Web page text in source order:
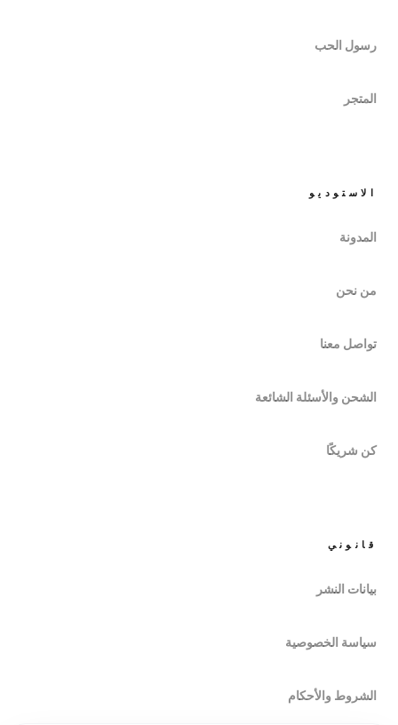
رسول الحب
المتجر
الاستوديو
المدونة
من نحن
تواصل معنا
الشحن والأسئلة الشائعة
كن شريكًا
قانوني
بيانات النشر
سياسة الخصوصية
الشروط والأحكام